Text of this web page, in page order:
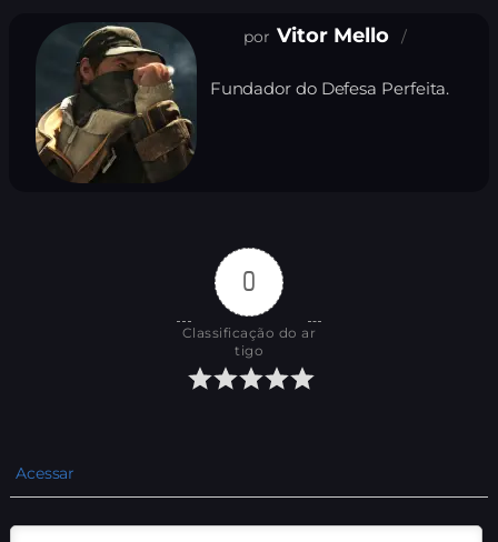
Vitor Mello
Fundador do Defesa Perfeita.
0
Classificação do ar
tigo
Acessar